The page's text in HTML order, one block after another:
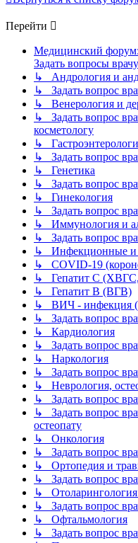
Перейти
Медицинский форум:
Задать вопросы врачу
↳ Андрология и
↳ Задать вопрос
↳ Венерология и
↳ Задать вопрос
косметологу
↳
↳ Задать вопрос
↳ Генетика
↳ Задать вопрос
↳ Гинекология
↳ Задать вопрос
↳ Иммунология и
↳ Задать вопрос
↳ Инфекционные и
↳ COVID-19
↳ Гепатит C
↳ Гепатит B (ВГВ)
↳ ВИЧ - инфекция
↳ Задать вопрос
↳ Кардиология
↳ Задать вопрос
↳ Наркология
↳ Задать вопрос
↳ Неврология,
↳ Задать вопрос
↳ Задать вопрос
остеопату
↳ Онкология
↳ Задать вопрос
↳ Ортопедия и
↳ Задать вопрос
↳
↳ Задать вопрос
↳ Офтальмология
↳ Задать вопрос